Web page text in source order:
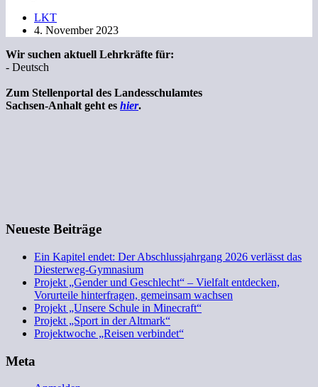
LKT
4. November 2023
Wir suchen aktuell Lehrkräfte für:
- Deutsch
Zum Stellenportal des Landesschulamtes
Sachsen-Anhalt geht es hier.
Neueste Beiträge
Ein Kapitel endet: Der Abschlussjahrgang 2026 verlässt das
Diesterweg-Gymnasium
Projekt „Gender und Geschlecht“ – Vielfalt entdecken,
Vorurteile hinterfragen, gemeinsam wachsen
Projekt „Unsere Schule in Minecraft“
Projekt „Sport in der Altmark“
Projektwoche „Reisen verbindet“
Meta